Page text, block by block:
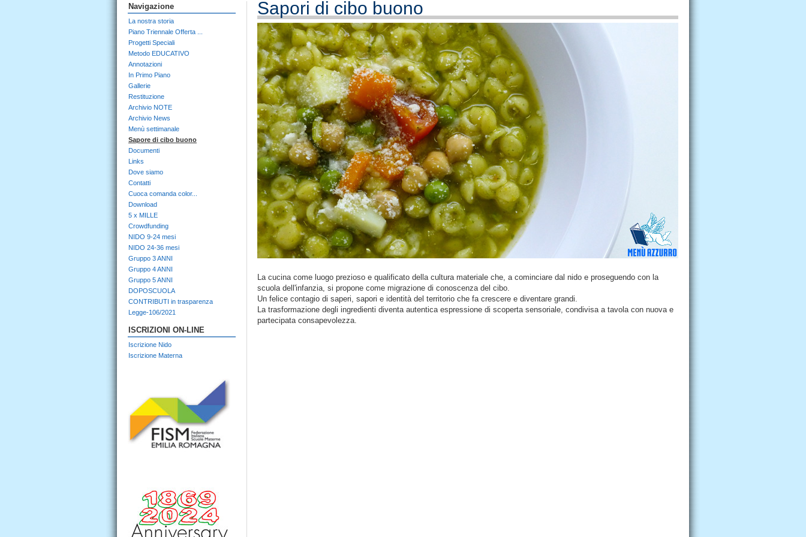
Sapori di cibo buono
La cucina come luogo prezioso e qualificato della cultura materiale che, a cominciare dal nido e proseguendo con la
scuola dell'infanzia, si propone come migrazione di conoscenza del cibo.
Un felice contagio di saperi, sapori e identità del territorio che fa crescere e diventare grandi.
La trasformazione degli ingredienti diventa autentica espressione di scoperta sensoriale, condivisa a tavola con nuova e
partecipata consapevolezza.
Navigazione
La nostra storia
Piano Triennale Offerta ...
Progetti Speciali
Metodo EDUCATIVO
Annotazioni
In Primo Piano
Gallerie
Restituzione
Archivio NOTE
Archivio News
Menù settimanale
Sapore di cibo buono
Documenti
Links
Dove siamo
Contatti
Cuoca comanda color...
Download
5 x MILLE
Crowdfunding
NIDO 9-24 mesi
NIDO 24-36 mesi
Gruppo 3 ANNI
Gruppo 4 ANNI
Gruppo 5 ANNI
DOPOSCUOLA
CONTRIBUTI in trasparenza
Legge-106/2021
ISCRIZIONI ON-LINE
Iscrizione Nido
Iscrizione Materna